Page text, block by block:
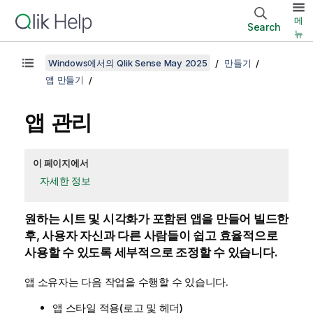
Search
메
뉴
Windows에서의 Qlik Sense May 2025
만들기
앱 만들기
앱 관리
이 페이지에서
자세한 정보
원하는 시트 및 시각화가 포함된 앱을 만들어 빌드한
후, 사용자 자신과 다른 사람들이 쉽고 효율적으로
사용할 수 있도록 세부적으로 조정할 수 있습니다.
앱 소유자는 다음 작업을 수행할 수 있습니다.
앱 스타일 적용(로고 및 헤더)